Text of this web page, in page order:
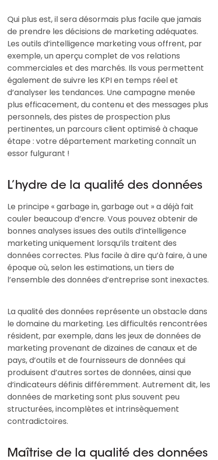
Qui plus est, il sera désormais plus facile que jamais
de prendre les décisions de marketing adéquates.
Les outils d’intelligence marketing vous offrent, par
exemple, un aperçu complet de vos relations
commerciales et des marchés. Ils vous permettent
également de suivre les KPI en temps réel et
d’analyser les tendances. Une campagne menée
plus efficacement, du contenu et des messages plus
personnels, des pistes de prospection plus
pertinentes, un parcours client optimisé à chaque
étape : votre département marketing connaît un
essor fulgurant !
L’hydre de la qualité des données
Le principe « garbage in, garbage out » a déjà fait
couler beaucoup d’encre. Vous pouvez obtenir de
bonnes analyses issues des outils d’intelligence
marketing uniquement lorsqu’ils traitent des
données correctes. Plus facile à dire qu’à faire, à une
époque où, selon les estimations, un tiers de
l’ensemble des données d’entreprise sont inexactes.
La qualité des données représente un obstacle dans
le domaine du marketing. Les difficultés rencontrées
résident, par exemple, dans les jeux de données de
marketing provenant de dizaines de canaux et de
pays, d’outils et de fournisseurs de données qui
produisent d’autres sortes de données, ainsi que
d’indicateurs définis différemment. Autrement dit, les
données de marketing sont plus souvent peu
structurées, incomplètes et intrinsèquement
contradictoires.
Maîtrise de la qualité des données